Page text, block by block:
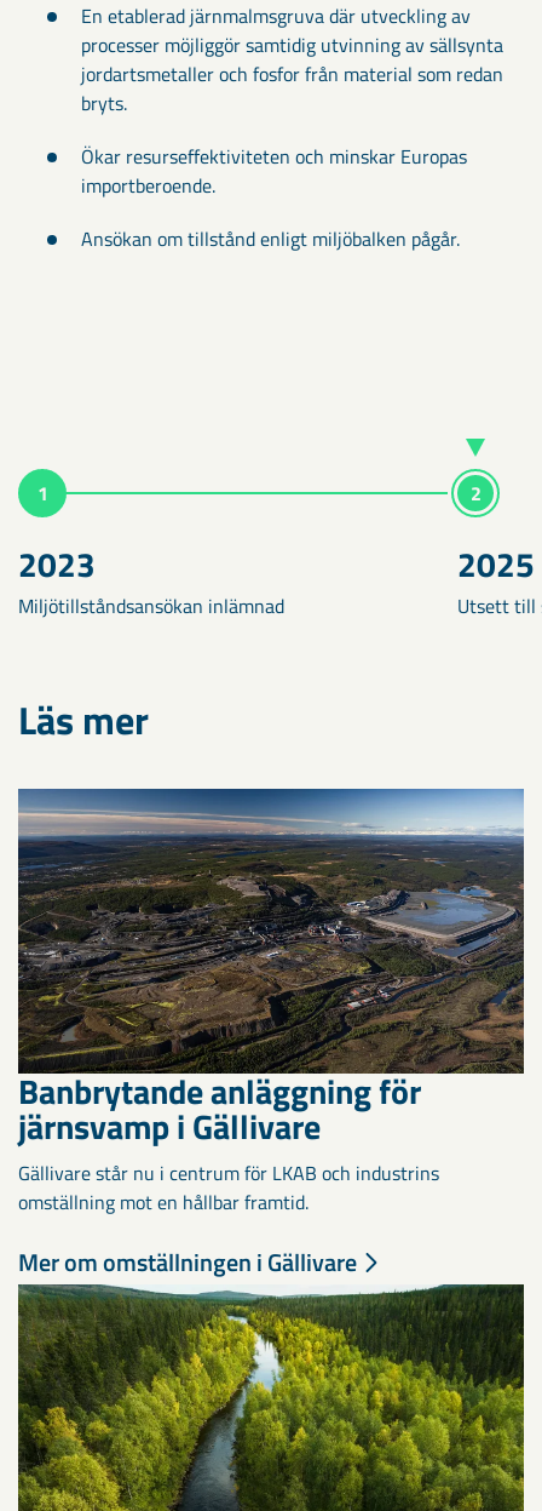
En etablerad järnmalmsgruva där utveckling av
processer möjliggör samtidig utvinning av sällsynta
jordartsmetaller och fosfor från material som redan
bryts.
Ökar resurseffektiviteten och minskar Europas
importberoende.
Ansökan om tillstånd enligt miljöbalken pågår.
1
2023
Miljötillståndsansökan inlämnad
2
2025
Utsett till
Läs mer
Banbrytande anläggning för
järnsvamp i Gällivare
Gällivare står nu i centrum för LKAB och industrins
omställning mot en hållbar framtid.
Mer om omställningen i Gällivare